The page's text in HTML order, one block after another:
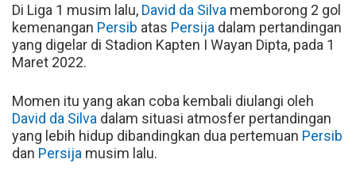
Di Liga 1 musim lalu, David da Silva memborong 2 gol
kemenangan Persib atas Persija dalam pertandingan
yang digelar di Stadion Kapten I Wayan Dipta, pada 1
Maret 2022.
Momen itu yang akan coba kembali diulangi oleh
David da Silva dalam situasi atmosfer pertandingan
yang lebih hidup dibandingkan dua pertemuan Persib
dan Persija musim lalu.